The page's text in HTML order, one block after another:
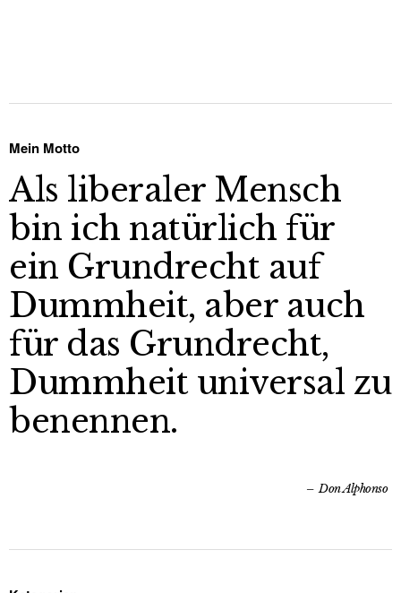
Mein Motto
Als liberaler Mensch
bin ich natürlich für
ein Grundrecht auf
Dummheit, aber auch
für das Grundrecht,
Dummheit universal zu
benennen.
Don Alphonso